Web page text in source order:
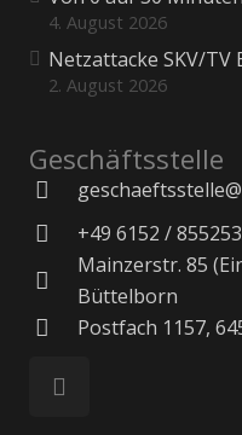
4. August 2026
Netzattacke SKV/
2. August 2026
Geschäftsstelle
+49 6152 /
Mainzerstr. 85
Büttelborn
Postfach 1157,